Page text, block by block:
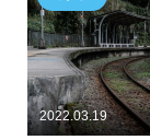
2022.03.19